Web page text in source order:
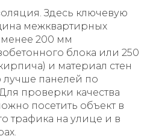
Здесь ключевую
межквартирных
200 мм
блока или 250
и материал стен
панелей по
проверки качества
посетить объект в
трафика на улице и в